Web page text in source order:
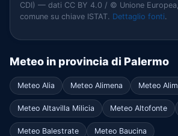
CDI) — dati CC BY 4.0 / © Unione
comune su chiave ISTAT. Dettaglio fonti.
Meteo in provincia di Palermo
Meteo Alia Meteo Alimena Meteo
Meteo Altavilla Milicia Meteo Altofonte
Meteo Balestrate Meteo Baucina